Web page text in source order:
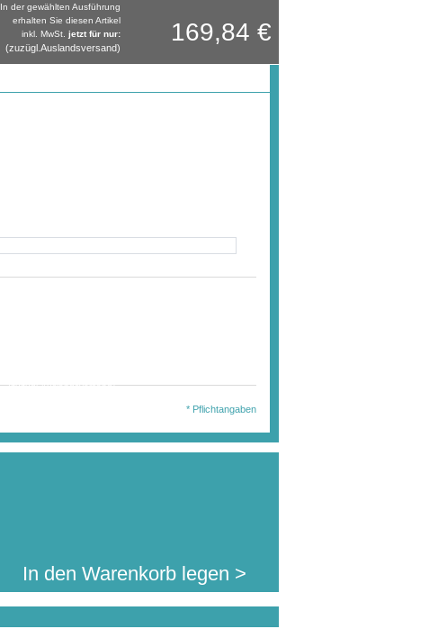
In der gewählten Ausführung
erhalten Sie diesen Artikel
inkl. MwSt. jetzt für nur:
(zuzügl.Auslandsversand)
169,84 €
* Pflichtangaben
In den Warenkorb legen >
(zuzügl.Auslandsversand)